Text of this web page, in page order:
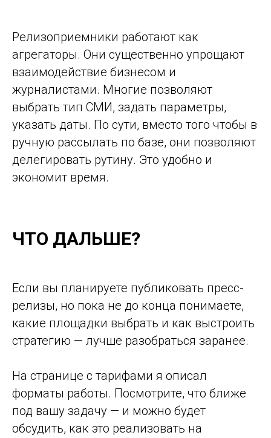
Релизоприемники работают как
агрегаторы. Они существенно упрощают
взаимодействие бизнесом и
журналистами. Многие позволяют
выбрать тип СМИ, задать параметры,
указать даты. По сути, вместо того чтобы в
ручную рассылать по базе, они позволяют
делегировать рутину. Это удобно и
экономит время.
ЧТО ДАЛЬШЕ?
Если вы планируете публиковать пресс-
релизы, но пока не до конца понимаете,
какие площадки выбрать и как выстроить
стратегию — лучше разобраться заранее.
На странице с тарифами я описал
форматы работы. Посмотрите, что ближе
под вашу задачу — и можно будет
обсудить, как это реализовать на